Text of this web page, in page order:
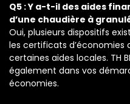
Q5 : Y a-t-il des aides
d’une chaudière à
Oui, plusieurs dispositifs
les certificats d’économies
certaines aides locales. TH
également dans vos
économies.